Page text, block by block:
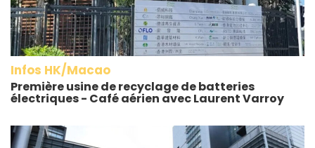
Infos HK/Macao
Première usine de recyclage de batteries
électriques - Café aérien avec Laurent Varroy